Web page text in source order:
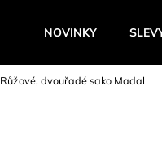
NOVINKY
Růžové, dvouřadé sako Madal